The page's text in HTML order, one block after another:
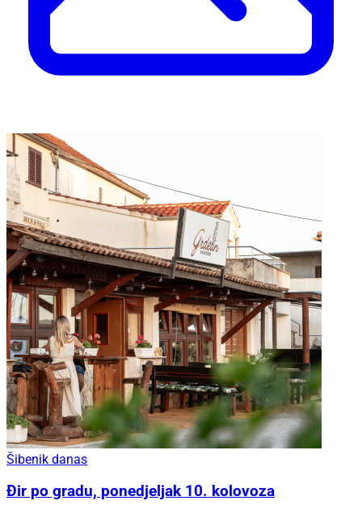
Šibenik danas
Đir po gradu, ponedjeljak 10. kolovoza